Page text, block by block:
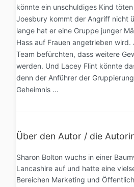
könnte ein unschuldiges Kind
Joesbury kommt der Angriff nicht
lange hat er eine Gruppe junger
Hass auf Frauen angetrieben wird.
Team befürchten, dass weitere
werden. Und Lacey Flint könnte
denn der Anführer der
Geheimnis ...
Über den Autor / die
Sharon Bolton wuchs in einer
Lancashire auf und hatte eine
Bereichen Marketing und